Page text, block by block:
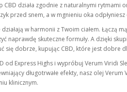
działa zgodnie z naturalnymi rytmami
przed snem, a w mgnieniu oka
w harmonii z Twoim ciałem. Łączą
naprawdę skuteczne formuły. A dzięki
się dobrze, kupując CBD, które jest dobre
Express Highs i wypróbuj Verum Viridi
długotrwałe efekty, nasz olej Verum
klinicznym.